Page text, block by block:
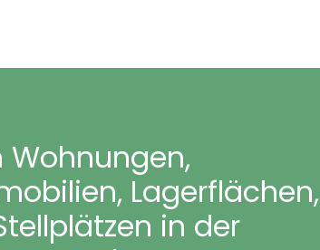
Wohnungen,
Lagerflächen,
in der